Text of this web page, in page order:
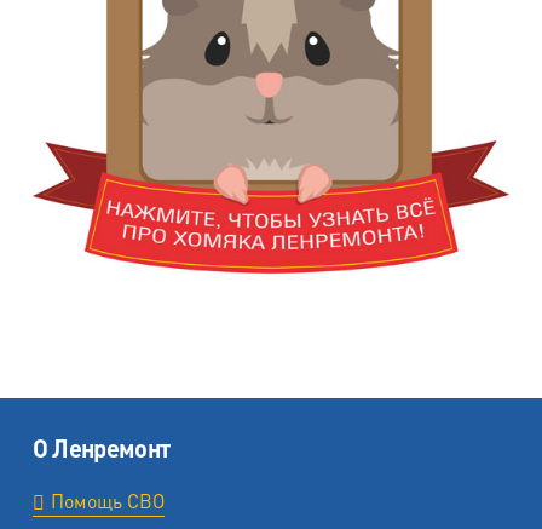
О Ленремонт
Помощь СВО